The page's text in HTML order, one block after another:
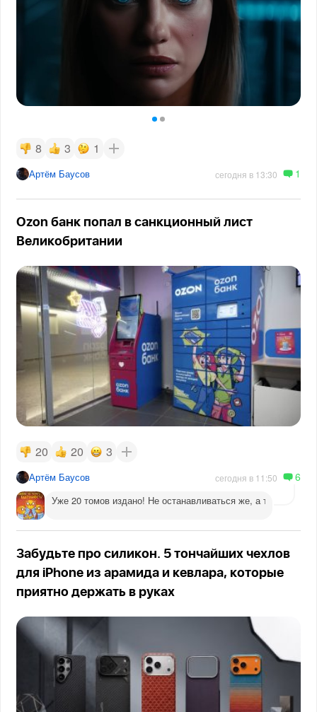
8 3 1
Артём Баусов сегодня в 13:30 1
Ozon банк попал в санкционный лист
Великобритании
20 20 3
Артём Баусов сегодня в 11:50 6
Уже 20 томов издано! Не останавливаться же, а то
Забудьте про силикон. 5 тончайших чехлов
для iPhone из арамида и кевлара, которые
приятно держать в руках